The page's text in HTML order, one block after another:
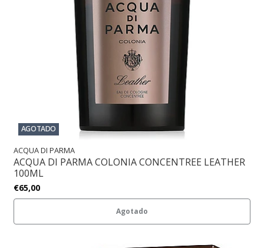
AGOTADO
ACQUA DI PARMA
ACQUA DI PARMA COLONIA CONCENTREE LEATHER
100ML
€65,00
Agotado